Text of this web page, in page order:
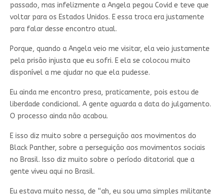
passado, mas infelizmente a Angela pegou Covid e teve que
voltar para os Estados Unidos. E essa troca era justamente
para falar desse encontro atual.
Porque, quando a Angela veio me visitar, ela veio justamente
pela prisão injusta que eu sofri. E ela se colocou muito
disponível a me ajudar no que ela pudesse.
Eu ainda me encontro presa, praticamente, pois estou de
liberdade condicional. A gente aguarda a data do julgamento.
O processo ainda não acabou.
E isso diz muito sobre a perseguição aos movimentos do
Black Panther, sobre a perseguição aos movimentos sociais
no Brasil. Isso diz muito sobre o período ditatorial que a
gente viveu aqui no Brasil.
Eu estava muito nessa, de “ah, eu sou uma simples militante